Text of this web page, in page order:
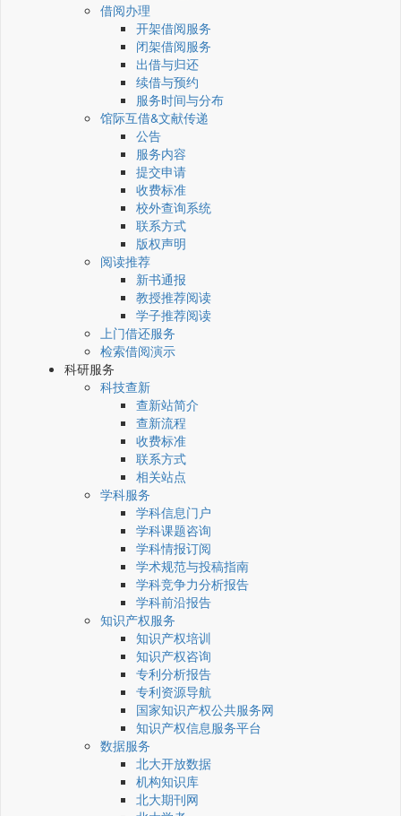
借阅办理
开架借阅服务
闭架借阅服务
出借与归还
续借与预约
服务时间与分布
馆际互借&文献传递
公告
服务内容
提交申请
收费标准
校外查询系统
联系方式
版权声明
阅读推荐
新书通报
教授推荐阅读
学子推荐阅读
上门借还服务
检索借阅演示
科研服务
科技查新
查新站简介
查新流程
收费标准
联系方式
相关站点
学科服务
学科信息门户
学科课题咨询
学科情报订阅
学术规范与投稿指南
学科竞争力分析报告
学科前沿报告
知识产权服务
知识产权培训
知识产权咨询
专利分析报告
专利资源导航
国家知识产权公共服务网
知识产权信息服务平台
数据服务
北大开放数据
机构知识库
北大期刊网